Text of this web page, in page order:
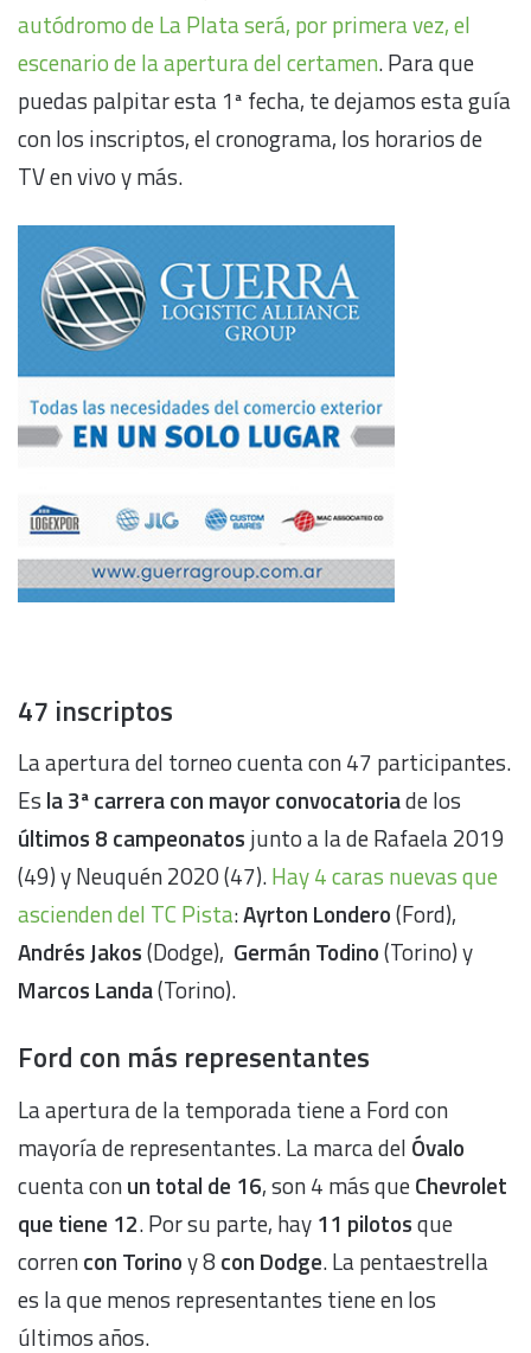
autódromo de La Plata será, por primera vez, el
escenario de la apertura del certamen. Para que
puedas palpitar esta 1ª fecha, te dejamos esta guía
con los inscriptos, el cronograma, los horarios de
TV en vivo y más.
47 inscriptos
La apertura del torneo cuenta con 47 participantes.
Es la 3ª carrera con mayor convocatoriade los
últimos 8 campeonatos junto a la de Rafaela 2019
(49) y Neuquén 2020 (47).Hay 4 caras nuevas que
ascienden del TC Pista:Ayrton Londero(Ford),
Andrés Jakos(Dodge), Germán Todino(Torino) y
Marcos Landa(Torino).
Ford con más representantes
La apertura de la temporada tiene a Ford con
mayoría de representantes. La marca del Óvalo
cuenta conun total de 16, son 4 más queChevrolet
que tiene 12. Por su parte, hay 11 pilotosque
correncon Torinoy 8 con Dodge. La pentaestrella
es la que menos representantes tiene en los
últimos años.